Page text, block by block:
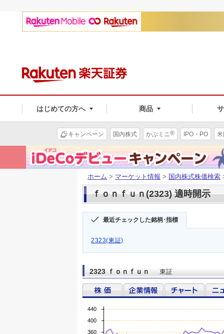
はじめての方へ 商品
キャンペーン 国内株式 かぶミニ® IPO・PO
ホーム > マーケット情報 > 国内株式株価検索
ｆｏｎｆｕｎ(2323) 適時開示
最近チェックした銘柄･指標
2323(東証)
2323 ｆｏｎｆｕｎ 東証